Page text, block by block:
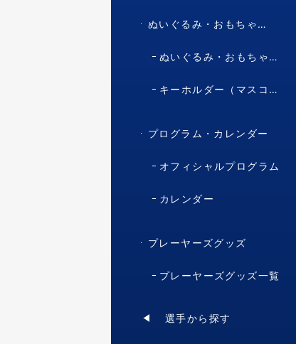
ぬいぐるみ・おもちゃ・マスコット・キャラクター
ぬいぐるみ・おもちゃ（マスコット・キャラクター）
キーホルダー（マスコット・キャラクター）
プログラム・カレンダー
オフィシャルプログラム
カレンダー
プレーヤーズグッズ
プレーヤーズグッズ一覧
選手から探す